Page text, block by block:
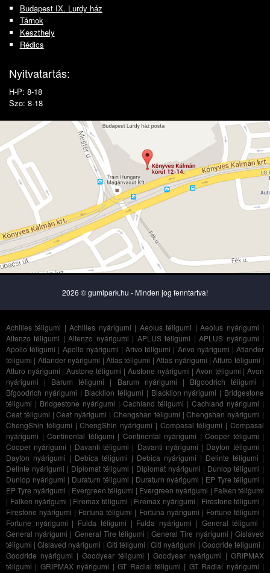
Budapest IX. Lurdy ház
Tárnok
Keszthely
Rédics
Nyitvatartás:
H-P: 8-18
Szo: 8-18
2026 © gumipark.hu - Minden jog fenntartva!
Achilles téligumi |Achilles nyárigumi | Aeolus téligumi |Aeolus nyárigumi |
Altenzo téligumi |Altenzo nyárigumi | APLUS téligumi |APLUS nyárigumi |
Apollo téligumi | Apollo nyárigumi |Arivo téligumi | Arivo nyárigumi |Atlander
téligumi | Atlander nyárigumi | Atlas téligumi |Atlas nyárigumi |Atturo téligumi |
Atturo nyárigumi |Austone téligumi |Austone nyárigumi |Avon téligumi |Avon
nyárigumi | Barum téligumi | Barum nyárigumi | Bfgoodrich téligumi |
Bfgoodrich nyárigumi | Blacklion téligumi | Blacklion nyárigumi | Bridgestone
téligumi | Bridgestone nyárigumi | Cachland téligumi | Cachland nyárigumi |
Ceat téligumi |Ceat nyárigumi | Chengshan téligumi |Chengshan nyárigumi |
ChengShin téligumi |ChengShin nyárigumi | Compasal téligumi |Compasal
nyárigumi | Continental téligumi | Continental nyárigumi | Cooper téligumi |
Cooper nyárigumi | Davanti téligumi | Davanti nyárigumi | Dayton téligumi |
Dayton nyárigumi | Debica téligumi | Debica nyárigumi | Delinte téligumi |
Delinte nyárigumi | Diplomat téligumi | Diplomat nyárigumi | Dunlop téligumi |
Dunlop nyárigumi | Duraturn téligumi | Duraturn nyárigumi | EP Tyre téligumi |
EP Tyre nyárigumi | Evergreen téligumi | Evergreen nyárigumi | Falken téligumi
| Falken nyárigumi | Firemax téligumi | Firemax nyárigumi | Firestone téligumi |
Firestone nyárigumi | Fortuna téligumi | Fortuna nyárigumi | Fortune téligumi |
Fortune nyárigumi | Fulda téligumi | Fulda nyárigumi | General téligumi |
General nyárigumi | General Tire téligumi |General Tire nyárigumi |Gislaved
téligumi |Gislaved nyárigumi | Giti téligumi |Giti nyárigumi | Goodride téligumi |
Goodride nyárigumi | Goodyear téligumi | Goodyear nyárigumi | GRIPMAX
téligumi | GRIPMAX nyárigumi |GT Radial téligumi | GT Radial nyárigumi |